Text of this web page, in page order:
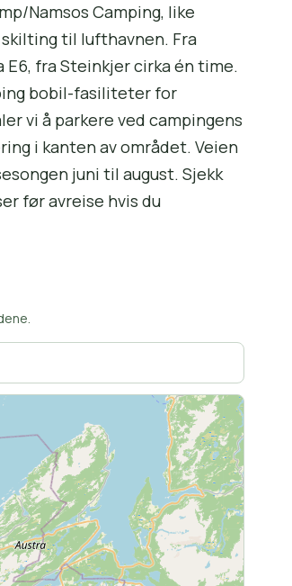
Namsos Camping, like
skilting til lufthavnen. Fra
fra Steinkjer cirka én time.
bobil-fasiliteter for
vi å parkere ved campingens
i kanten av området. Veien
juni til august. Sjekk
før avreise hvis du